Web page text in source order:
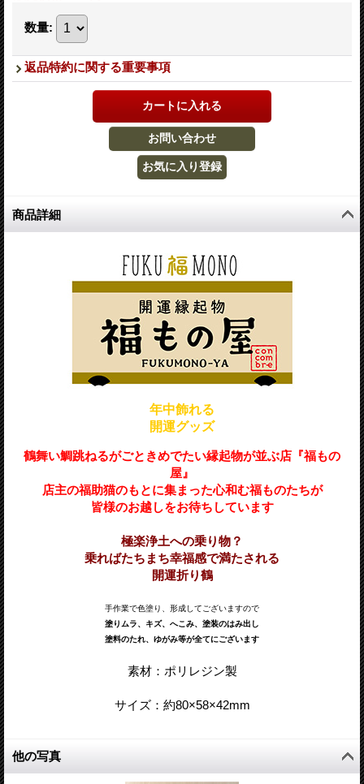
数量:
返品特約に関する重要事項
商品詳細
年中飾れる
開運グッズ
鶴舞い鯛跳ねるがごときめでたい縁起物が並ぶ店『福もの
屋』
店主の福助猫のもとに集まった心和む福ものたちが
皆様のお越しをお待ちしています
極楽浄土への乗り物？
乗ればたちまち幸福感で満たされる
開運折り鶴
手作業で色塗り、形成してございますので
塗りムラ、キズ、へこみ、塗装のはみ出し
塗料のたれ、ゆがみ等が全てにございます
素材：ポリレジン製
サイズ：約80×58×42mm
他の写真